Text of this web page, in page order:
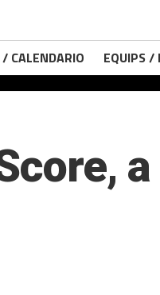
CALENDARIO EQUIPS /